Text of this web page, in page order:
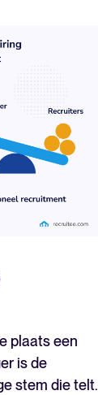
plaats een
is de
stem die telt.